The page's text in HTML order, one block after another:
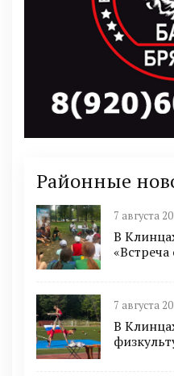
Районные
7 августа
В
7 августа
В